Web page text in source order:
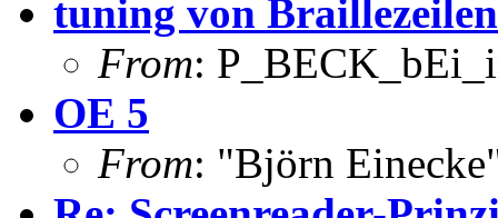
tuning von Braillezeilen
From:
OE 5
From: "Björn